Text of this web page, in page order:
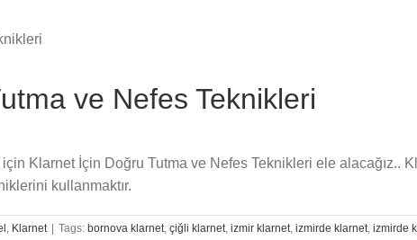
ve Nefes Teknikleri
Klarnet İçin Doğru Tutma ve Nefes Teknikleri ele alacağız..
kullanmaktır.
Klarnet | Tags: bornova klarnet çiğli klarnet izmir klarnet izmirde klarnet izmirde